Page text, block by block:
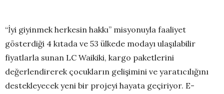
“İyi giyinmek herkesin hakkı’’ misyonuyla faaliyet
gösterdiği 4 kıtada ve 53 ülkede modayı ulaşılabilir
fiyatlarla sunan LC Waikiki, kargo paketlerini
değerlendirerek çocukların gelişimini ve yaratıcılığını
destekleyecek yeni bir projeyi hayata geçiriyor. E-